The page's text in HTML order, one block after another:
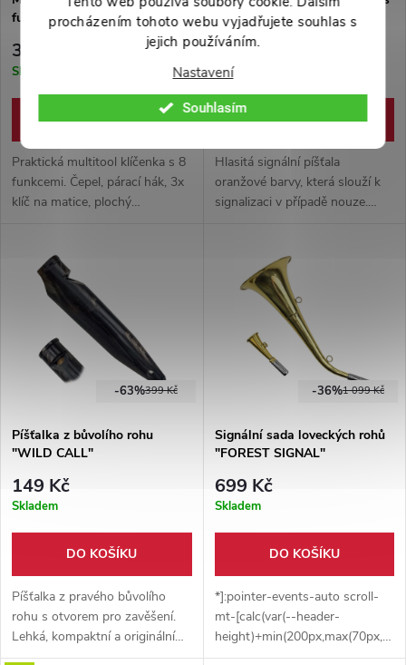
procházením tohoto webu vyjadřujete souhlas s
jejich používáním.
Nastavení
Souhlasím
funkcí
399 Kč
Skladem
DO KOŠÍKU
Praktická multitool klíčenka s 8
funkcemi. Čepel, párací hák, 3x
klíč na matice, plochý
klipem a provázkem
99 Kč
Skladem
DO KOŠÍKU
Hlasitá signální píšťala
oranžové barvy, která slouží k
signalizaci v případě nouze.
apod.) a šňůrkou na krk.
399 Kč
-63%
Píšťalka z bůvolího rohu
"WILD CALL"
149 Kč
Skladem
DO KOŠÍKU
Píšťalka z pravého bůvolího
rohu s otvorem pro zavěšení.
Lehká, kompaktní a originální
doplněk pro bushcraft, táboření
1 099 Kč
-36%
Signální sada loveckých rohů
"FOREST SIGNAL"
699 Kč
Skladem
DO KOŠÍKU
*]:pointer-events-auto scroll-
mt-[calc(var(--header-
dir="auto" data-turn-